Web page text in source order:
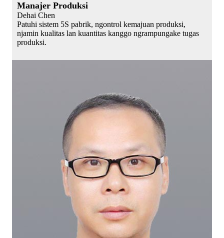
Manajer Produksi
Dehai Chen
Patuhi sistem 5S pabrik, ngontrol kemajuan produksi,
njamin kualitas lan kuantitas kanggo ngrampungake tugas
produksi.